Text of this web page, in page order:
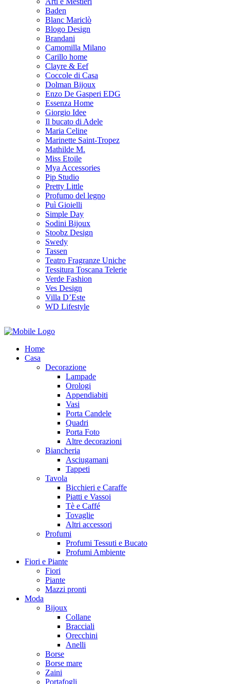
Baden
Blanc Mariclò
Blogo Design
Brandani
Camomilla Milano
Carillo home
Clayre & Eef
Coccole di Casa
Dolman Bijoux
Enzo De Gasperi EDG
Essenza Home
Giorgio Idee
Il bucato di Adele
Maria Celine
Marinette Saint-Tropez
Mathilde M.
Miss Etoile
Mya Accessories
Pip Studio
Pretty Little
Profumo del legno
Puì Gioielli
Simple Day
Sodini Bijoux
Stoobz Design
Swedy
Tassen
Teatro Fragranze Uniche
Tessitura Toscana Telerie
Verde Fashion
Ves Design
Villa D’Este
WD Lifestyle
Home
Casa
Decorazione
Lampade
Orologi
Appendiabiti
Vasi
Porta Candele
Quadri
Porta Foto
Altre decorazioni
Biancheria
Asciugamani
Tappeti
Tavola
Bicchieri e Caraffe
Piatti e Vassoi
Tè e Caffé
Tovaglie
Altri accessori
Profumi
Profumi Tessuti e Bucato
Profumi Ambiente
Fiori e Piante
Fiori
Piante
Mazzi pronti
Moda
Bijoux
Collane
Bracciali
Orecchini
Anelli
Borse
Borse mare
Zaini
Portafogli